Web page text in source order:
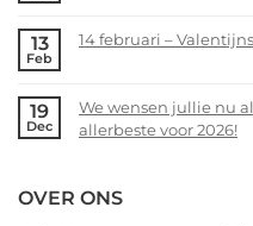
Kerstfeest
allerbeste
voor
jou!
on
bckspace
|
13
Feb
14 februari –
on
14
Valentijnsdag
19
Dec
We wensen jullie nu
allerbeste voor 2026!
on
OVER ONS